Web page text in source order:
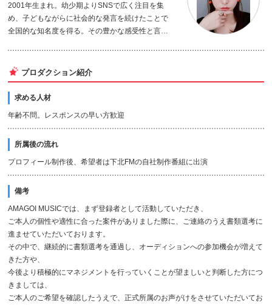
プを率いたのち、2026年よりソロ歌手としての活
動を本格始動させる。
るかな？」ではメインパーソナリティとして、そ
の親しみやすい人柄と豊かな言葉の感性を発揮。
誕生日は2月10日。
2001年生まれ。幼少期よりSNSで広く注目を集
め、子どもながらに社会的な発言を続けたことで
全国的な知名度を得る。その豊かな感受性と言語
ドラマ・映画・再現ドラマ・舞台と幅広いジャン
ルで出演実績を重ね、確かな演技力と独自の存在
感で高い評価を得る。特に映像作品においては、
感情の機微を丁寧に表現する演技スタイルが定
評。若年層から中高年層まで幅広い認知度を持
現在はオフィスあまごいに所属し、女優を中心と
した活動を展開中。
プロダクション紹介
求める人材
年齢不問。レスポンスの早い方歓迎
所属後の流れ
プロフィール制作後、希望者は下北FMの自社制作番組に出演
備考
AMAGOI MUSICでは、まず登録者として活動していただき、
ご本人の個性や適性に合った案件がありました際に、ご連絡のうえ書類選考に
進ませていただいております。
その中で、継続的に書類選考を通過し、オーディションへの参加機会が増えて
きた方や、
今後より積極的にマネジメントを行っていくことが望ましいと判断した方につ
きましては、
ご本人のご希望を確認したうえで、正式所属のお声がけをさせていただいてお